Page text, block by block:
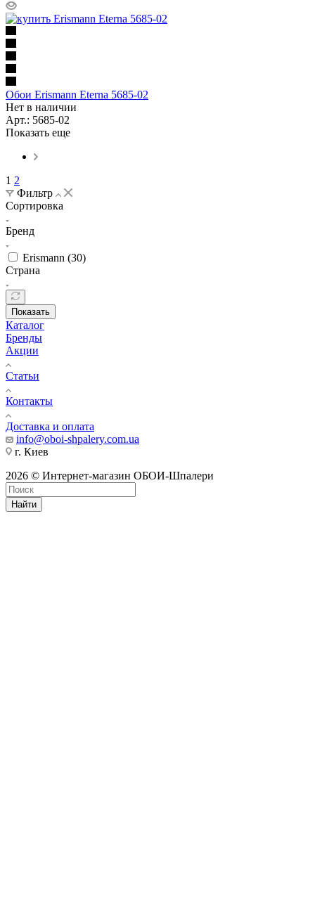
Обои Erismann Eterna 5685-02
Нет в наличии
Арт.: 5685-02
Показать еще
1 2
Фильтр
Сортировка
Бренд
Erismann (30)
Страна
Показать
Каталог
Бренды
Акции
Статьи
Контакты
Доставка и оплата
info@oboi-shpalery.com.ua
г. Киев
2026 © Интернет-магазин ОБОИ-Шпалери
Найти